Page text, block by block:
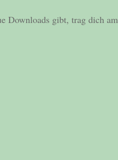
Downloads gibt, trag dich